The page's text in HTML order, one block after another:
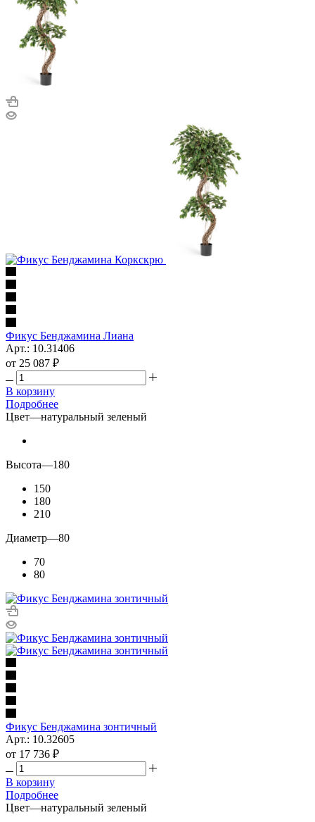
Фикус Бенджамина Лиана
Арт.: 10.31406
от 25 087 ₽
В корзину
Подробнее
Цвет—натуральный зеленый
Высота—180
150
180
210
Диаметр—80
70
80
Фикус Бенджамина зонтичный
Арт.: 10.32605
от 17 736 ₽
В корзину
Подробнее
Цвет—натуральный зеленый